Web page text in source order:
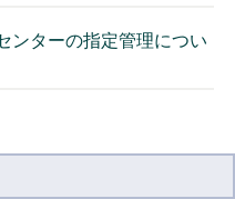
ンターの指定管理につい